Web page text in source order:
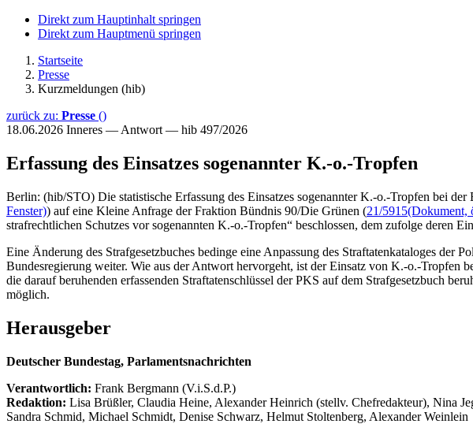
Direkt zum Hauptinhalt springen
Direkt zum Hauptmenü springen
Startseite
Presse
Kurzmeldungen (hib)
zurück zu: Presse ()
18.06.2026 Inneres — Antwort — hib 497/2026
Erfassung des Einsatzes sogenannter K.-o.-Tropfen
Berlin: (hib/STO) Die statistische Erfassung des Einsatzes sogenannter K.-o.-Tropfen bei
Fenster)) auf eine Kleine Anfrage der Fraktion Bündnis 90/Die Grünen (21/5915(Dokument,
strafrechtlichen Schutzes vor sogenannten K.-o.-Tropfen“ beschlossen, dem zufolge deren
Eine Änderung des Strafgesetzbuches bedinge eine Anpassung des Straftatenkataloges
Bundesregierung weiter. Wie aus der Antwort hervorgeht, ist der Einsatz von K.-o.-Tropfen
die darauf beruhenden erfassenden Straftatenschlüssel der PKS auf dem Strafgesetzbuch
möglich.
Herausgeber
Deutscher Bundestag, Parlamentsnachrichten
Verantwortlich: Frank Bergmann (V.i.S.d.P.)
Redaktion: Lisa Brüßler, Claudia Heine, Alexander Heinrich (stellv. Chefredakteur), Nina
Sandra Schmid, Michael Schmidt, Denise Schwarz, Helmut Stoltenberg, Alexander Weinlein